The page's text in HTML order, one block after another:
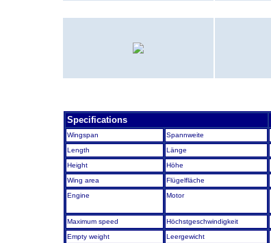
Specifications
Wingspan Spannweite
Length
Länge
Height
Höhe
Wing area
Flügelfläche
Engine
Motor
Maximum speed
Höchstgeschwindigkeit
Empty weight
Leergewicht